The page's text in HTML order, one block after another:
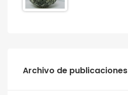
Archivo de publicaciones